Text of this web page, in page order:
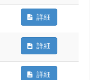
詳細
詳細
詳細